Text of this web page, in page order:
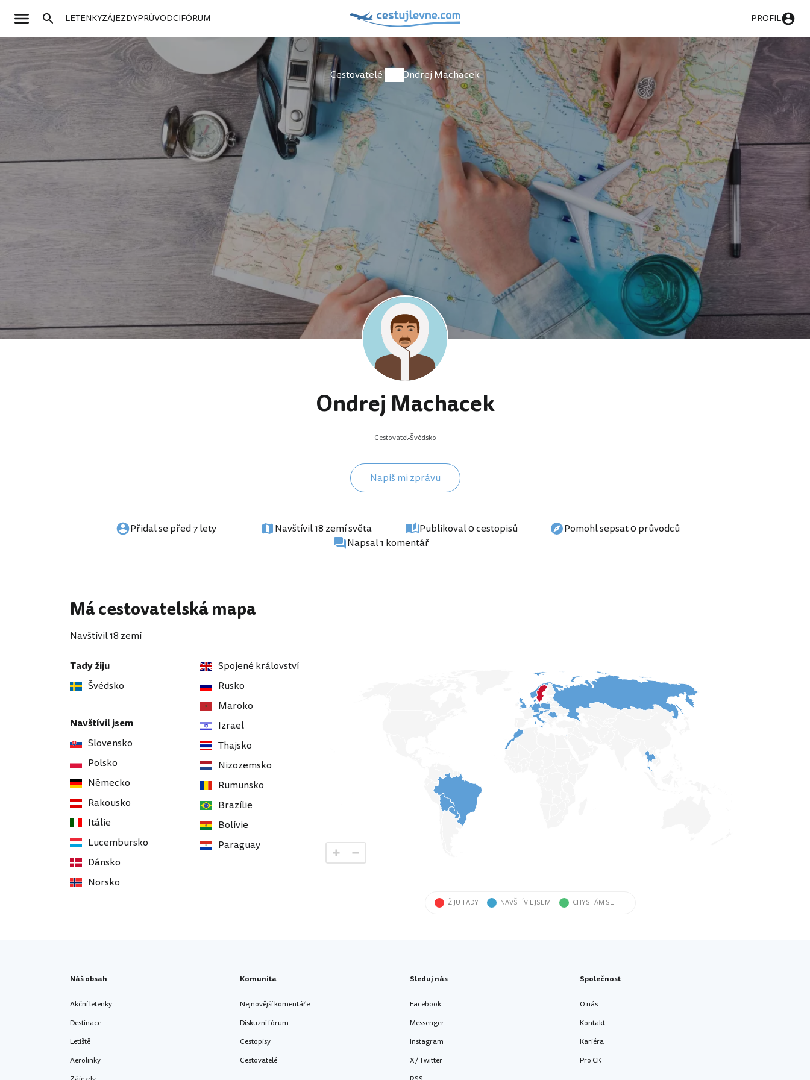
LETENKYZÁJEZDYPRŮVODCIFÓRUM PROFIL
Cestovatelé Ondrej Machacek
Ondrej Machacek
CestovatelŠvédsko
Napiš mi zprávu
Přidal se před 7 lety Navštívil 18 zemí světa Publikoval 0 cestopisů
Pomohl sepsat 0 průvodců
Napsal 1 komentář
Má cestovatelská mapa
Navštívil 18 zemí
Tady žiju
Švédsko
Navštívil jsem
Slovensko
Polsko
Německo
Rakousko
Itálie
Lucembursko
Dánsko
Norsko
Spojené království
Rusko
Maroko
Izrael
Thajsko
Nizozemsko
Rumunsko
Brazílie
Bolívie
Paraguay
ŽIJU TADY NAVŠTÍVIL JSEM CHYSTÁM SE
Náš obsah
Akční letenky
Destinace
Letiště
Aerolinky
Komunita
Nejnovější komentáře
Diskuzní fórum
Cestopisy
Cestovatelé
Sleduj nás
Facebook
Messenger
Instagram
X / Twitter
Společnost
O nás
Kontakt
Kariéra
Pro CK